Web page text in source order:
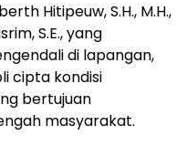
Hitipeuw, S.H., M.H.,
S.E., yang
di lapangan,
cipta kondisi
bertujuan
masyarakat.